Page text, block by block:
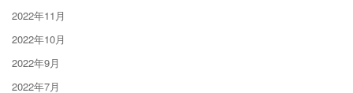
2022年11月
2022年10月
2022年9月
2022年7月